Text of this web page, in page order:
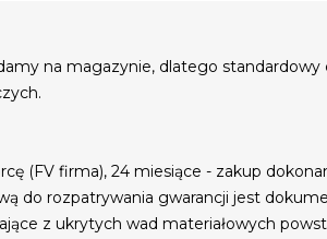
na magazynie, dlatego standardowy
(FV firma), 24 miesiące - zakup
do rozpatrywania gwarancji jest
z ukrytych wad materiałowych